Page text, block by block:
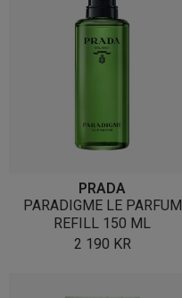
PRADA
PARADIGME LE PARFUM
REFILL 150 ML
2 190 KR